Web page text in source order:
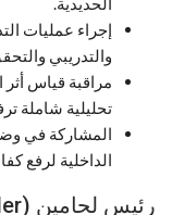
إجراء عمليات
والتدريبي
مراقبة قياس أثر
تحليلية شاملة
المشاركة في
الداخلية لرفع